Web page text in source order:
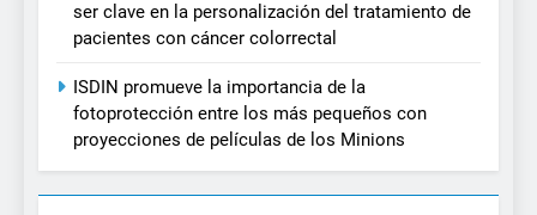
ser clave en la personalización del tratamiento de
pacientes con cáncer colorrectal
ISDIN promueve la importancia de la
fotoprotección entre los más pequeños con
proyecciones de películas de los Minions